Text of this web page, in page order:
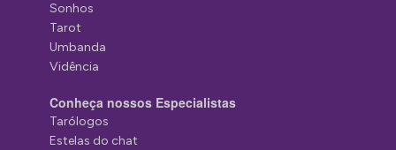
Sonhos
Tarot
Umbanda
Vidência
Conheça nossos Especialistas
Tarólogos
Estelas do chat